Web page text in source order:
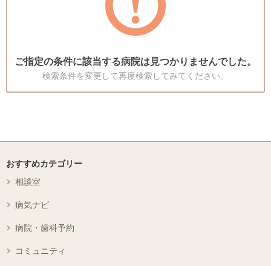
ご指定の条件に該当する病院は見つかりませんでした。
検索条件を変更して再度検索してみてください。
おすすめカテゴリー
相談室
病気ナビ
病院・歯科予約
コミュニティ